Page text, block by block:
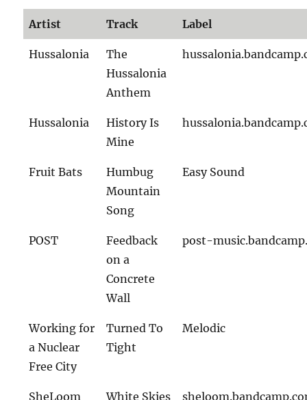
Artist Track Label
Hussalonia
The
Hussalonia
Anthem
Hussalonia
History Is
Mine
Fruit Bats
Humbug
Mountain
Song
Easy Sound
POST
Feedback
on a
Concrete
Wall
post-
Working for
a Nuclear
Free City
Turned To
Tight
Melodic
SheLoom White Skies